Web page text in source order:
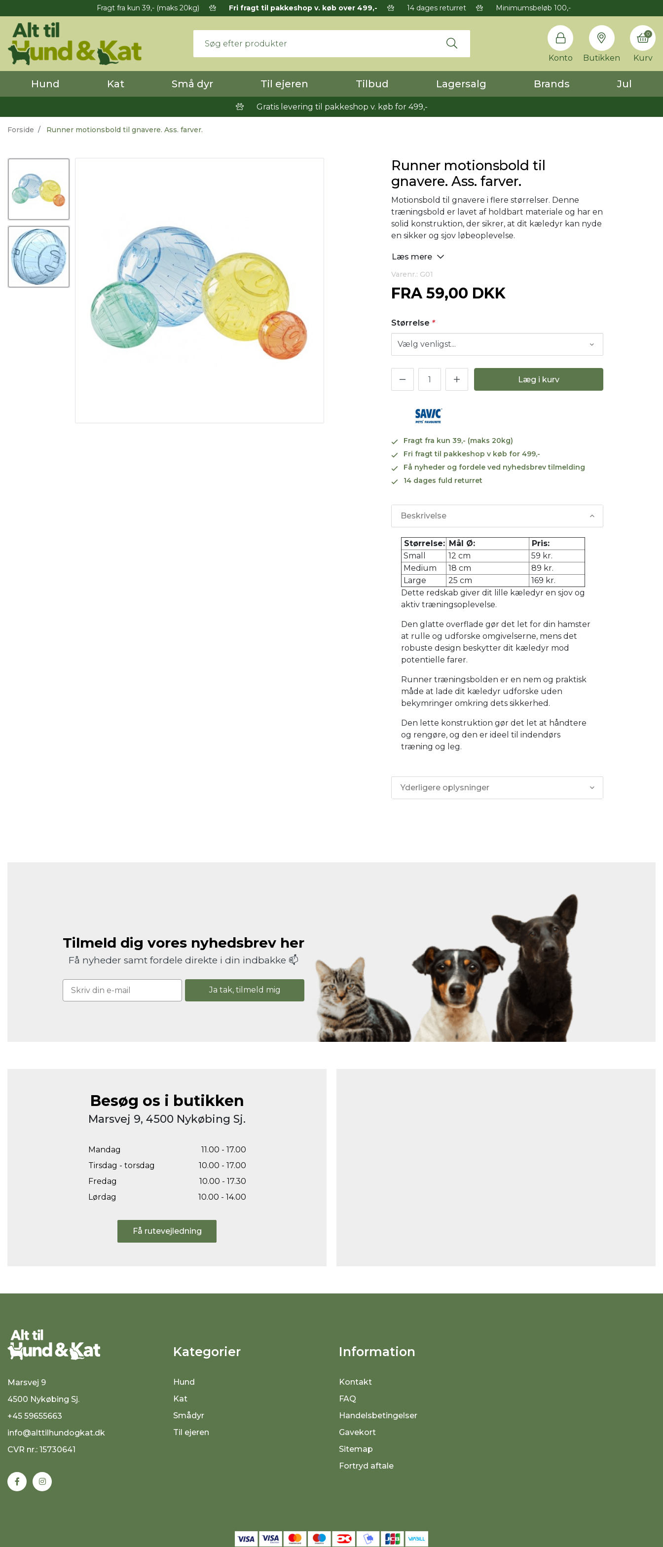
Fragt fra kun 39,- (maks 20kg) Fri fragt til pakkeshop v. køb over 499,- 14 dages returret Minimumsbeløb 100,-
Konto Butikken Kurv
0
Hund Kat Små dyr Til ejeren Tilbud Lagersalg Brands Jul
Gratis levering til pakkeshop v. køb for 499,-
Forside Runner motionsbold til gnavere. Ass. farver.
Runner motionsbold til
gnavere. Ass. farver.
Motionsbold til gnavere i flere størrelser. Denne
træningsbold er lavet af holdbart materiale og har en
solid konstruktion, der sikrer, at dit kæledyr kan nyde
en sikker og sjov løbeoplevelse.
Læs mere
Varenr.: G01
FRA 59,00 DKK
Størrelse *
Læg i kurv
Fragt fra kun 39,- (maks 20kg)
Fri fragt til pakkeshop v køb for 499,-
Få nyheder og fordele ved nyhedsbrev tilmelding
14 dages fuld returret
Beskrivelse
Størrelse: Mål Ø:
Pris:
Small
12 cm
59 kr.
Medium
18 cm
89 kr.
Large
25 cm
169 kr.
Dette redskab giver dit lille kæledyr en sjov og
aktiv træningsoplevelse.
Den glatte overflade gør det let for din hamster
at rulle og udforske omgivelserne, mens det
robuste design beskytter dit kæledyr mod
potentielle farer.
Runner træningsbolden er en nem og praktisk
måde at lade dit kæledyr udforske uden
bekymringer omkring dets sikkerhed.
Den lette konstruktion gør det let at håndtere
og rengøre, og den er ideel til indendørs
træning og leg.
Yderligere oplysninger
Tilmeld dig vores nyhedsbrev her
Få nyheder samt fordele direkte i din indbakke 📫
Ja tak, tilmeld mig
Besøg os i butikken
Marsvej 9, 4500 Nykøbing Sj.
Mandag
11.00 - 17.00
Tirsdag - torsdag
10.00 - 17.00
Fredag
10.00 - 17.30
Lørdag
10.00 - 14.00
Få rutevejledning
Marsvej 9
4500 Nykøbing Sj.
+45 59655663
info@alttilhundogkat.dk
CVR nr.: 15730641
Kategorier
Hund
Kat
Smådyr
Til ejeren
Information
Kontakt
FAQ
Handelsbetingelser
Gavekort
Sitemap
Fortryd aftale